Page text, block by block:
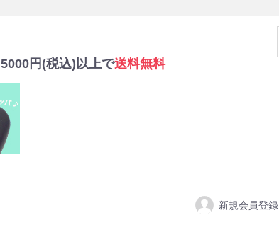
5000円(税込)以上で送料無料
新規会員登録